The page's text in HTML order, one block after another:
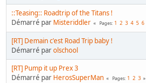
::Teasing:: Roadtrip of the Titans !
Démarré par Misteriddler Pages 1 2 3 4 5 6
[RT] Demain c'est Road Trip baby !
Démarré parolschool
[RT] Pump it up Prex 3
Démarré par HerosSuperMan Pages 1 2 3